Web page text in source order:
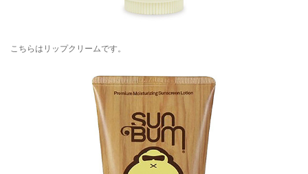
こちらはリップクリームです。